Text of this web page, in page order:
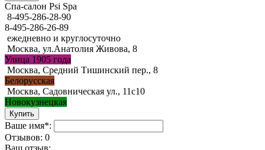
Спа-салон Psi Spa
8-495-286-28-90
8-495-286-26-89
ежедневно и круглосуточно
Москва, ул.Анатолия Живова, 8
Улица 1905 года
Москва, Средний Тишинский пер., 8
Белорусская
Москва, Садовническая ул., 11с10
Новокузнецкая
Ваше имя*:
Отзывов: 0
Ваш отзыв: